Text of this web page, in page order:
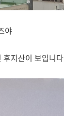
야
후지산이 보입니다